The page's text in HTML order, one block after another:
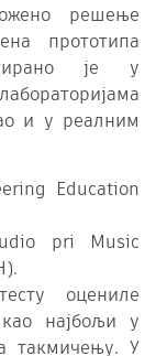
решење
прототипа
је у
и у реалним
Education
pri Music
оцениле
најбољи у
такмичењу. У